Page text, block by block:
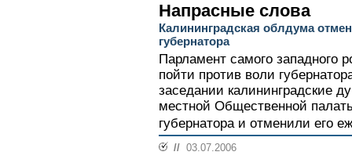
Напрасные слова
Калининградская облдума
губернатора
Парламент самого западного
пойти против воли
заседании калининградские
местной Общественной
губернатора и отменили его
// 03.07.2006